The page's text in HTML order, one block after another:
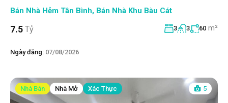
Bán Nhà Hẻm Tân Bình, Bán Nhà Khu Bàu Cát
7.5 Tỷ 3 3 60 m²
Ngày đăng: 07/08/2026
Nhà Bán Nhà Mở Xác Thực 5